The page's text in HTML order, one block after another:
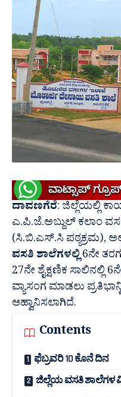
ದಾವಣಗೆರೆ: ಜಿಲ್ಲೆಯಲ್ಲಿ
ಎ.ಪಿ.ಜೆ.ಅಬ್ದುಲ್ ಕಲಾಂ
(ಸಿ.ಬಿ.ಎಸ್.ಸಿ ಪಠ್ಯಕ್ರಮ),
ವಸತಿ ಶಾಲೆಗಳಲ್ಲಿ6ನೇ
27ನೇ ಶೈಕ್ಷಣಿಕ ಸಾಲಿನಲ್ಲಿ
ವ್ಯಾಸಂಗ ಮಾಡಲು
ಆಹ್ವಾನಿಸಲಾಗಿದೆ.
Contents
ಫೆಬ್ರವರಿ 10 ಕೊನೆ ದಿನ
ಜಿಲ್ಲೆಯ ವಸತಿ